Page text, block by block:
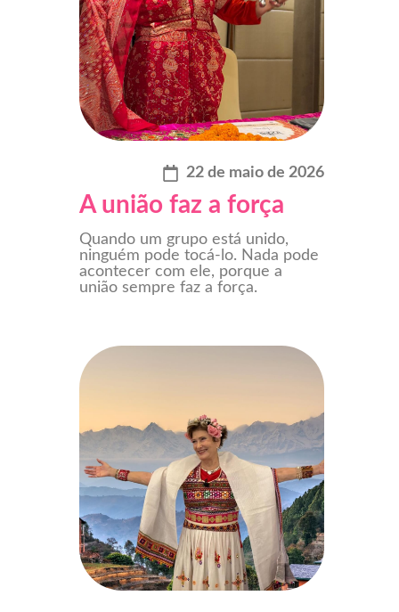
22 de maio de 2026
A união faz a força
Quando um grupo está unido,
ninguém pode tocá-lo. Nada pode
acontecer com ele, porque a
união sempre faz a força.